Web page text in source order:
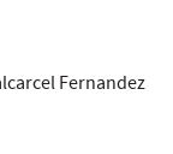
Fernandez